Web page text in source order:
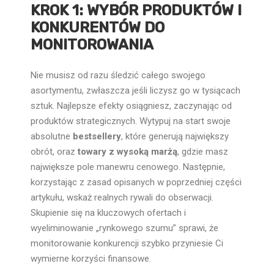
KROK 1: WYBÓR PRODUKTÓW I
KONKURENTÓW DO
MONITOROWANIA
Nie musisz od razu śledzić całego swojego
asortymentu, zwłaszcza jeśli liczysz go w tysiącach
sztuk. Najlepsze efekty osiągniesz, zaczynając od
produktów strategicznych. Wytypuj na start swoje
absolutne bestsellery, które generują największy
obrót, oraz towary z wysoką marżą, gdzie masz
największe pole manewru cenowego. Następnie,
korzystając z zasad opisanych w poprzedniej części
artykułu, wskaż realnych rywali do obserwacji.
Skupienie się na kluczowych ofertach i
wyeliminowanie „rynkowego szumu” sprawi, że
monitorowanie konkurencji szybko przyniesie Ci
wymierne korzyści finansowe.